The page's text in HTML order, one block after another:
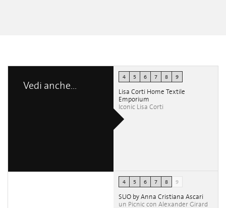
Vedi anche...
4 5 6 7 8 9
Lisa Corti Home Textile
Emporium
Iconic Lisa Corti
4 5 6 7 8 9
SUO by Anna Cristiana Ascari
un Picnic con Alexander Girard